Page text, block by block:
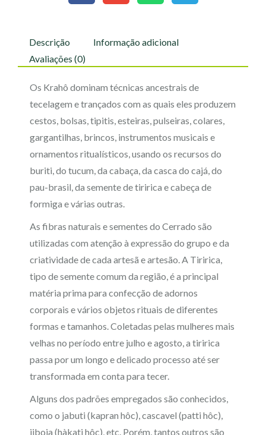
Descrição
Informação adicional
Avaliações (0)
Os Krahô dominam técnicas ancestrais de
tecelagem e trançados com as quais eles produzem
cestos, bolsas, tipitis, esteiras, pulseiras, colares,
gargantilhas, brincos, instrumentos musicais e
ornamentos ritualísticos, usando os recursos do
buriti, do tucum, da cabaça, da casca do cajá, do
pau-brasil, da semente de tiririca e cabeça de
formiga e várias outras.
As fibras naturais e sementes do Cerrado são
utilizadas com atenção à expressão do grupo e da
criatividade de cada artesã e artesão. A Tiririca,
tipo de semente comum da região, é a principal
matéria prima para confecção de adornos
corporais e vários objetos rituais de diferentes
formas e tamanhos. Coletadas pelas mulheres mais
velhas no período entre julho e agosto, a tiririca
passa por um longo e delicado processo até ser
transformada em conta para tecer.
Alguns dos padrões empregados são conhecidos,
como o jabuti (kapran hôc), cascavel (patti hôc),
jiboia (hàkati hôc), etc. Porém, tantos outros são